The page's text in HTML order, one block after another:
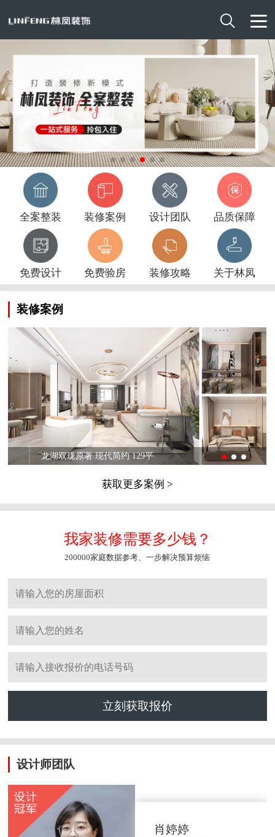

全案整装 装修案例 设计团队 品质保障
免费设计 免费验房 装修攻略 关于林凤
装修案例
龙湖双珑原著 现代简约 129平
获取更多案例 >
我家装修需要多少钱？
200000家庭数据参考、一步解决预算烦恼
立刻获取报价
设计师团队
肖婷婷